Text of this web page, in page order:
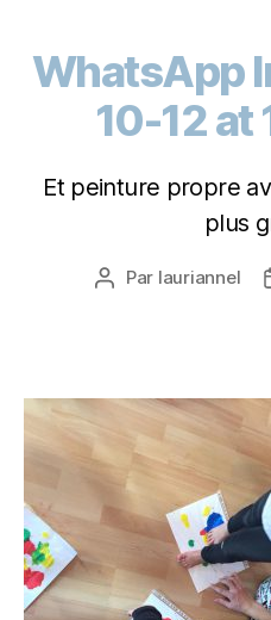
WhatsApp
10-12 at
Et peinture propre
plus
Par lauriannel